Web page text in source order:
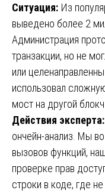
Ситуация: Из
выведено более 2
Администрация
транзакции, но не
или
использовал
мост на другой
Действия эксперта:
ончейн-анализ. Мы
вызовов функций,
проверке прав
строки в коде, где